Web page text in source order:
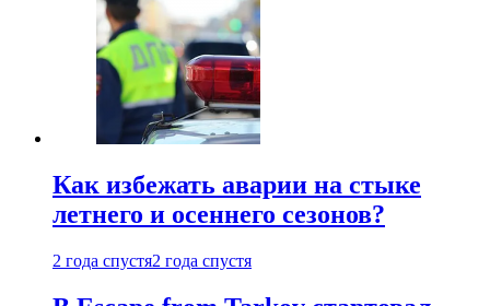
Как избежать аварии на стыке
летнего и осеннего сезонов?
2 года спустя2 года спустя